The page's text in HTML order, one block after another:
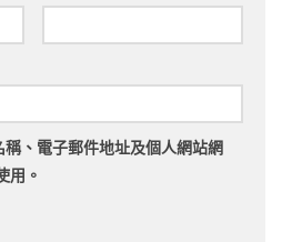
稱、電子郵件地址及個人網站網
用。